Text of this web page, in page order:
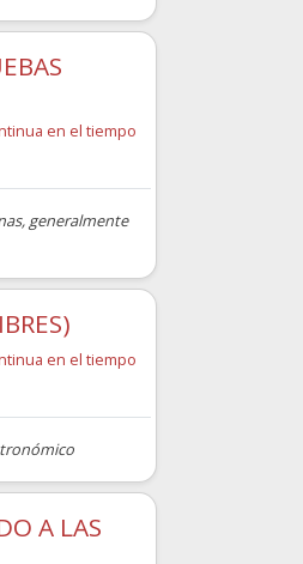
en el tiempo
generalmente
en el tiempo
A LAS